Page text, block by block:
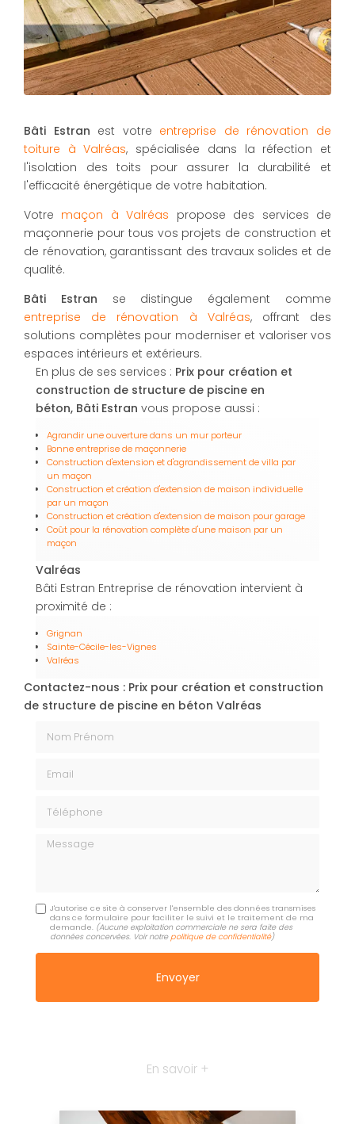
Bâti Estran est votre entreprise de rénovation de
toiture à Valréas, spécialisée dans la réfection et
l'isolation des toits pour assurer la durabilité et
l'efficacité énergétique de votre habitation.
Votre maçon à Valréas propose des services de
maçonnerie pour tous vos projets de construction et
de rénovation, garantissant des travaux solides et de
qualité.
Bâti Estran se distingue également comme
entreprise de rénovation à Valréas, offrant des
solutions complètes pour moderniser et valoriser vos
espaces intérieurs et extérieurs.
En plus de ses services : Prix pour création et
construction de structure de piscine en
béton, Bâti Estran vous propose aussi :
Agrandir une ouverture dans un mur porteur
Bonne entreprise de maçonnerie
Construction d'extension et d'agrandissement de villa par
un maçon
Construction et création d'extension de maison individuelle
par un maçon
Construction et création d'extension de maison pour garage
Coût pour la rénovation complète d'une maison par un
maçon
Valréas
Bâti Estran Entreprise de rénovation intervient à
proximité de :
Grignan
Sainte-Cécile-les-Vignes
Valréas
Contactez-nous : Prix pour création et construction
de structure de piscine en béton Valréas
Nom Prénom
Email
Téléphone
Message
J'autorise ce site à conserver l'ensemble des données transmises
dans ce formulaire pour faciliter le suivi et le traitement de ma
demande. (Aucune exploitation commerciale ne sera faite des
données concervées. Voir notrepolitique de confidentialité)
En savoir +